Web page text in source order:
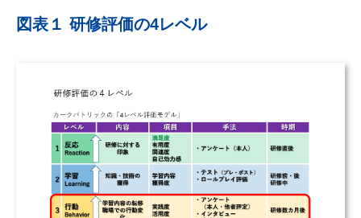
図表１ 研修評価の4レベル